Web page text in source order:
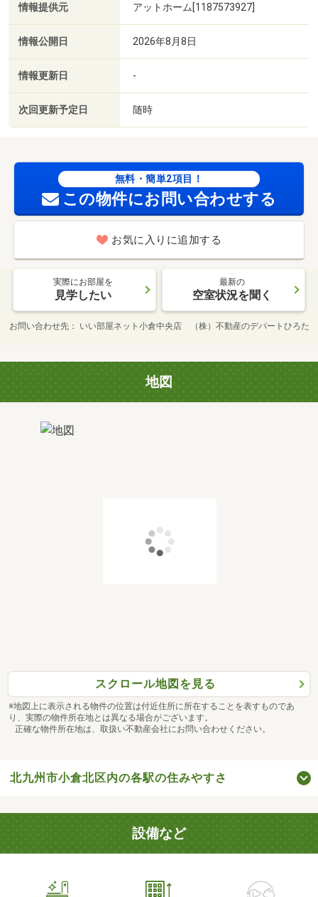
情報提供元 アットホーム[1187573927]
情報公開日 2026年8月8日
情報更新日 -
次回更新予定日 随時
無料・簡単2項目！
この物件にお問い合わせする
お気に入りに追加する
実際にお部屋を
見学したい
最新の
空室状況を聞く
お問い合わせ先 いい部屋ネット小倉中央店 （株）不動産のデパートひろた
地図
スクロール地図を見る
※地図上に表示される物件の位置は付近住所に所在することを表すものであ
り、実際の物件所在地とは異なる場合がございます。
正確な物件所在地は、取扱い不動産会社にお問い合わせください。
北九州市小倉北区内の各駅の住みやすさ
設備など